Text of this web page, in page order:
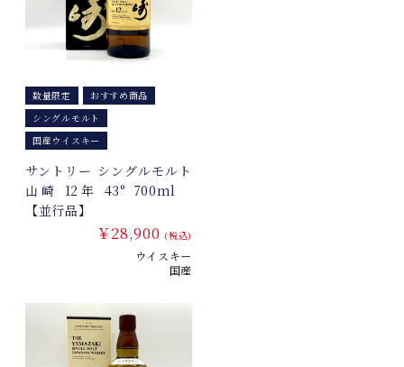
数量限定
おすすめ商品
シングルモルト
国産ウイスキー
サントリー シングルモルト
山崎 12年 43° 700ml
【並行品】
￥28,900 (税込)
ウイスキー
国産